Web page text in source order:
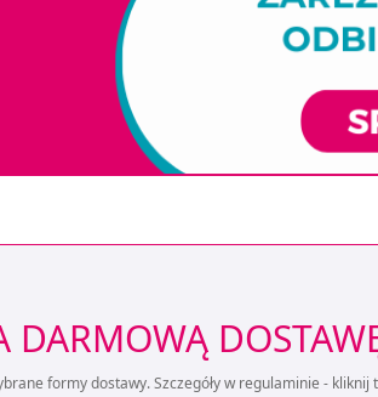
DARMOWĄ
formy dostawy. Szczegóły w regulaminie - kliknij